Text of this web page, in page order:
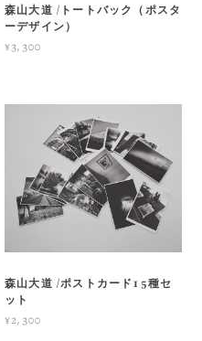
森山大道 /トートバック（ポスタ
ーデザイン）
¥3,300
森山大道 /ポストカード15種セ
ット
¥2,300